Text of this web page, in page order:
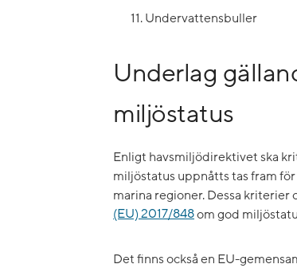
Undervattensbuller
Underlag
miljöstatus
Enligt havsmiljödirektivet ska
miljöstatus uppnåtts tas fram
marina regioner. Dessa
(EU) 2017/848om god
Det finns också en EU-